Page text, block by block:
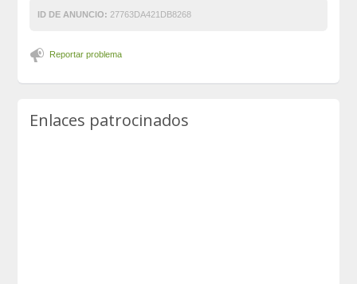
ID DE ANUNCIO: 27763DA421DB8268
Reportar problema
Enlaces patrocinados